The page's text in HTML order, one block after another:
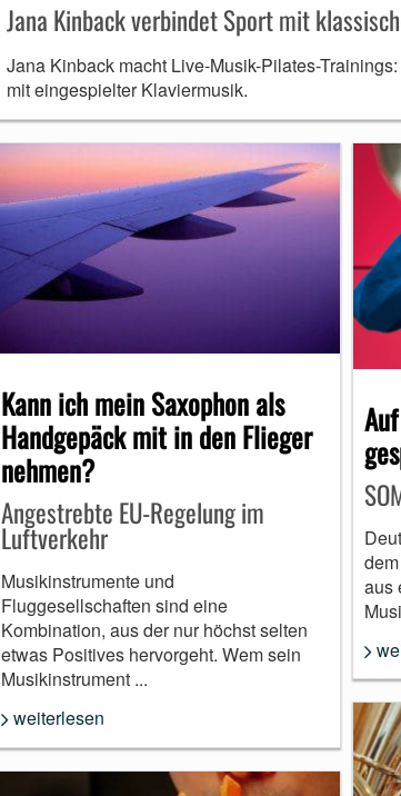
Jana Kinback verbindet Sport mit
Jana Kinback macht Live-Musik-Pilates-
mit eingespielter Klaviermusik.
Kann ich mein Saxophon als
Handgepäck mit in den Flieger
nehmen?
Angestrebte EU-Regelung im
Luftverkehr
Musikinstrumente und
Fluggesellschaften sind eine
Kombination, aus der nur höchst selten
etwas Positives hervorgeht. Wem sein
Musikinstrument ...
weiterlesen
aus